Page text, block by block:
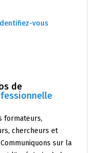
de
formateurs,
chercheurs et
sur la
vous